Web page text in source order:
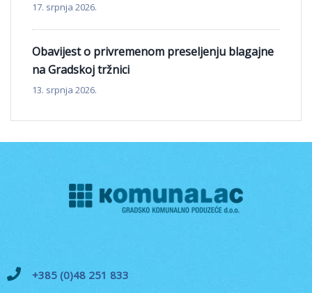
17. srpnja 2026.
Obavijest o privremenom preseljenju blagajne
na Gradskoj tržnici
13. srpnja 2026.
+385 (0)48 251 833